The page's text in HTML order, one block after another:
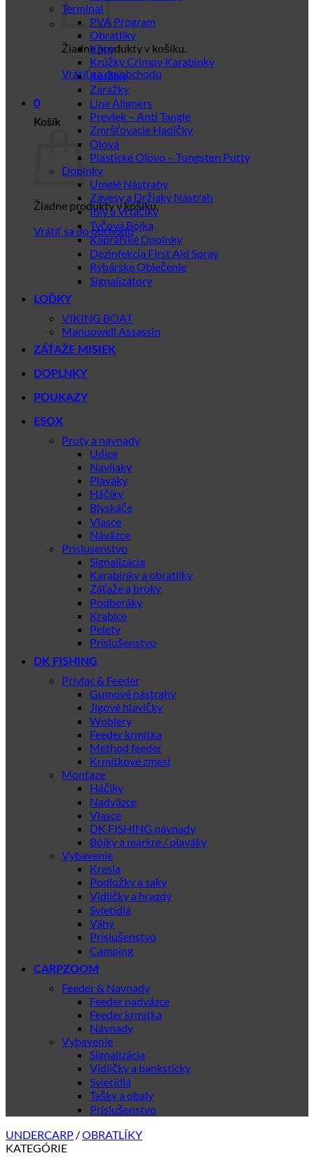
Žiadne produkty v košíku.
Vrátiť sa do obchodu
0
Košík
Žiadne produkty v košíku.
Vrátiť sa do obchodu
Terminal
PVA Program
Obratlíky
Klipy
Krúžky Crimpy Karabinky
Korálky
Zarážky
Line Aligners
Prevlek – Anti Tangle
Zmršťovacie Hadičky
Olová
Plastické Olovo – Tungsten Putty
Doplnky
Umelé Nástrahy
Závesy a Držiaky Nástrah
Ihly a Vrtačiky
Tyčová Bójka
Kaprářské Doplnky
Dezinfekcia First Aid Spray
Rybárske Oblečenie
Signalizátory
LOĎKY
VIKING BOAT
Manuowell Assassin
ZÁŤAŽE MISIEK
DOPLNKY
POUKAZY
ESOX
Pruty a navnady
Udice
Navijaky
Plaváky
Háčiky
Blyskáče
Vlasce
Náväzce
Prislusenstvo
Signalizácia
Karabinky a obratlíky
Záťaže a broky
Podberáky
Krabice
Pelety
Príslušenstvo
DK FISHING
Privlac & Feeder
Gumové nástrahy
Jigové hlavičky
Woblery
Feeder krmítka
Method feeder
Krmítkové zmesi
Montaze
Háčiky
Nadväzce
Vlasce
DK FISHING návnady
Bójky a markre / plaváky
Vybavenie
Kresla
Podložky a saky
Vidličky a hrazdy
Svietidlá
Váhy
Príslušenstvo
Camping
CARPZOOM
Feeder & Navnady
Feeder nadväzce
Feeder krmítka
Návnady
Vybavenie
Signalizácia
Vidličky a banksticky
Svietidlá
Tašky a obaly
Príslušenstvo
UNDERCARP /OBRATLÍKY
KATEGÓRIE